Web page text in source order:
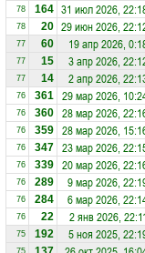
78 164 31 июл 2026,
78 20 29 июн 2026,
77 60 19 апр 2026,
77 15 3 апр 2026,
77 14 2 апр 2026,
76 361 29 мар 2026,
76 360 28 мар 2026,
76 359 28 мар 2026,
76 347 23 мар 2026,
76 339 20 мар 2026,
76 289 9 мар 2026,
76 284 6 мар 2026,
76 22 2 янв 2026, 22:11
75 192 5 ноя 2025,
75